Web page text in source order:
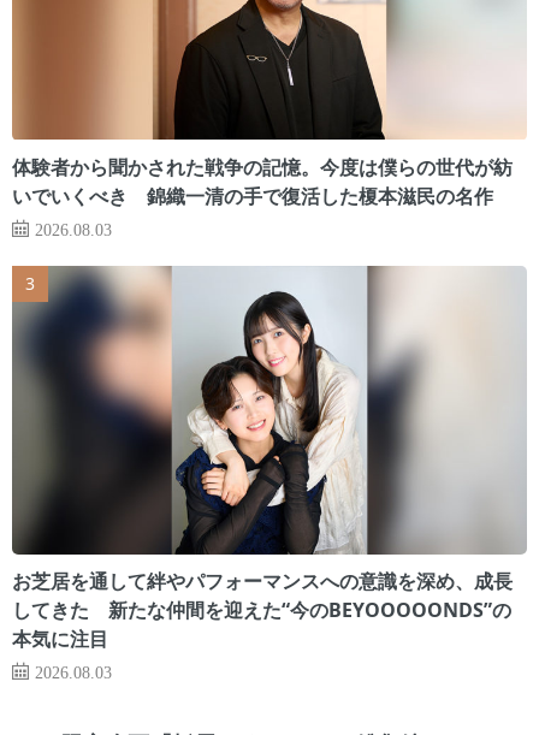
体験者から聞かされた戦争の記憶。今度は僕らの世代が紡
いでいくべき 錦織一清の手で復活した榎本滋民の名作
2026.08.03
お芝居を通して絆やパフォーマンスへの意識を深め、成長
してきた 新たな仲間を迎えた“今のBEYOOOOONDS”の
本気に注目
2026.08.03